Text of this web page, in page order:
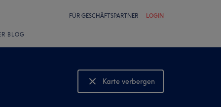
FÜR GESCHÄFTSPARTNER LOGIN
BLOG
Karte verbergen
Karte anzeigen